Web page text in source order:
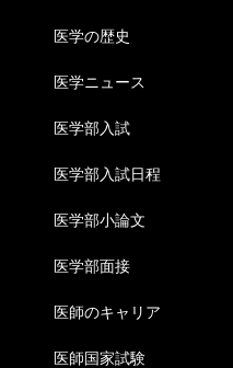
医学の歴史
医学ニュース
医学部入試
医学部入試日程
医学部小論文
医学部面接
医師のキャリア
医師国家試験